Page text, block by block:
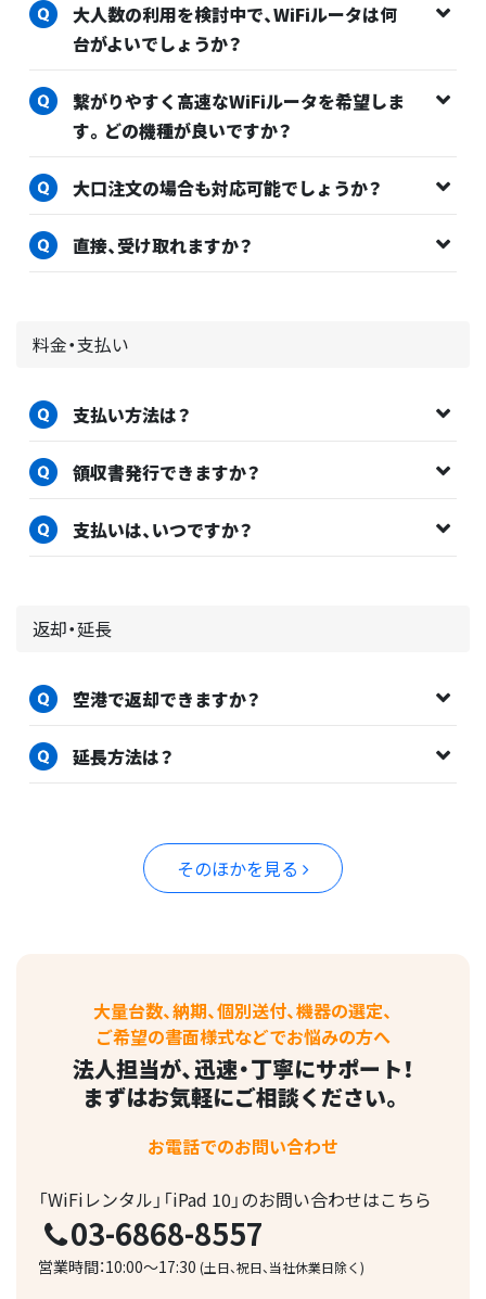
大人数の利用を検討中で、WiFiルータは何
台がよいでしょうか？
繋がりやすく高速なWiFiルータを希望しま
す。どの機種が良いですか？
大口注文の場合も対応可能でしょうか？
直接、受け取れますか？
料金・支払い
支払い方法は？
領収書発行できますか？
支払いは、いつですか？
返却・延長
空港で返却できますか？
延長方法は？
そのほかを見る
大量台数、納期、個別送付、機器の選定、
ご希望の書面様式などでお悩みの方へ
法人担当が、迅速・丁寧にサポート！
まずはお気軽にご相談ください。
お電話でのお問い合わせ
「WiFiレンタル」「iPad 10」のお問い合わせはこちら
03-6868-8557
営業時間：10:00～17:30 (土日、祝日、当社休業日除く)